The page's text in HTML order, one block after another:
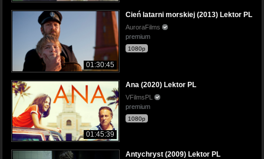
01:30:45
Cień latarni morskiej (2013) Lektor PL
AuroraFilms
premium
1080p
01:45:39
Ana (2020) Lektor PL
VFilmsPL
premium
1080p
Antychryst (2009) Lektor PL